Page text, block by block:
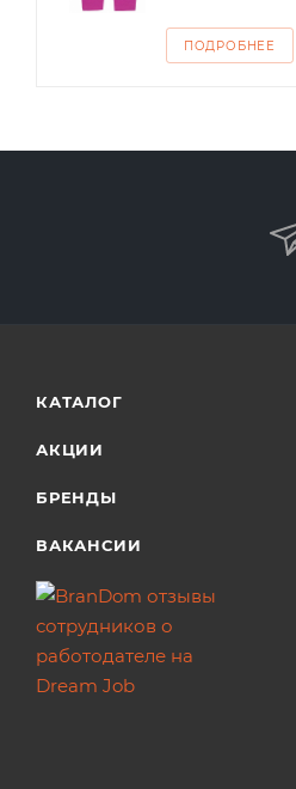
ПОДРОБНЕЕ
КАТАЛОГ
АКЦИИ
БРЕНДЫ
ВАКАНСИИ